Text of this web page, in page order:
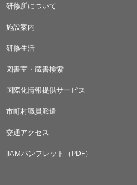
研修所について
施設案内
研修生活
図書室・蔵書検索
国際化情報提供サービス
市町村職員派遣
交通アクセス
JIAMパンフレット（PDF）